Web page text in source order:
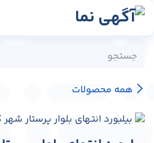
پرش به محتوا
همه محصولات